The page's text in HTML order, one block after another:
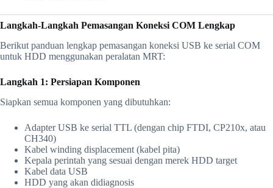
Langkah-Langkah Pemasangan Koneksi COM Lengkap
Berikut panduan lengkap pemasangan koneksi USB ke serial COM
untuk HDD menggunakan peralatan MRT:
Langkah 1: Persiapan Komponen
Siapkan semua komponen yang dibutuhkan:
Adapter USB ke serial TTL (dengan chip FTDI, CP210x, atau
CH340)
Kabel winding displacement (kabel pita)
Kepala perintah yang sesuai dengan merek HDD target
Kabel data USB
HDD yang akan didiagnosis